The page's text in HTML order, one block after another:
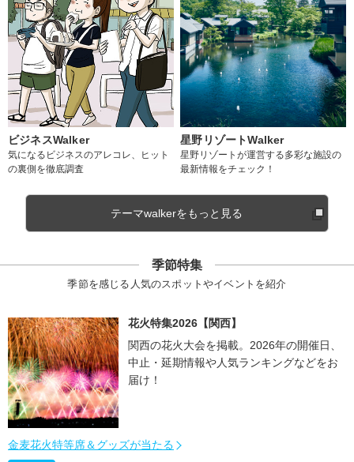
ビジネスWalker
気になるビジネスのアレコレ、ヒット
の裏側を徹底調査
星野リゾートWalker
星野リゾートが運営する多彩な施設の
最新情報をチェック！
テーマwalkerをもっと見る
季節特集
季節を感じる人気のスポットやイベントを紹介
花火特集2026【関西】
関西の花火大会を掲載。2026年の開催日、
中止・延期情報や人気ランキングなどをお
届け！
金麦花火特等席＆グッズが当たる